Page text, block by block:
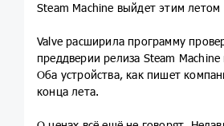
Steam Machine выйдет этим летом
Valve расширила программу
преддверии релиза Steam Machine
Оба устройства, как пишет
конца лета.